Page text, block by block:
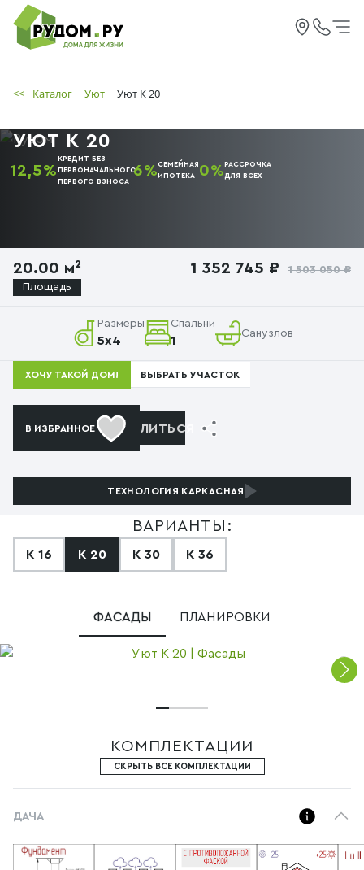
<< Каталог Уют Уют К 20
УЮТ К 20
12,5%
КРЕДИТ БЕЗ
ПЕРВОНАЧАЛЬНОГО
ПЕРВОГО ВЗНОСА
6%СЕМЕЙНАЯ
ИПОТЕКА
0%РАССРОЧКА
ДЛЯ ВСЕХ
20.00 м²
Площадь
1 352 745 ₽ 1 503 050 ₽
Размеры
5х4
Спальни
1
Санузлов
ХОЧУ ТАКОЙ ДОМ! ВЫБРАТЬ УЧАСТОК
В ИЗБРАННОЕ ПОДЕЛИТЬСЯ
ТЕХНОЛОГИЯ КАРКАСНАЯ
ВАРИАНТЫ:
К 16 К 20 К 30 К 36
ФАСАДЫ ПЛАНИРОВКИ
КОМПЛЕКТАЦИИ
СКРЫТЬ ВСЕ КОМПЛЕКТАЦИИ
ДАЧА